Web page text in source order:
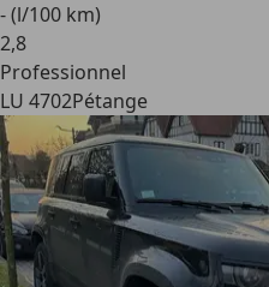
- (l/100 km)
2,8
Professionnel
LU 4702Pétange